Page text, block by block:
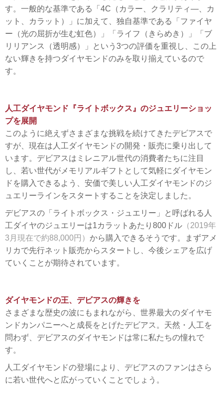
す。一般的な基準である「4C（カラー、クラリティ―、カ
ット、カラット）」に加えて、独自基準である「ファイヤ
ー（光の屈折が生む虹色）」「ライフ（きらめき）」「ブ
リリアンス（透明感）」という3つの評価を重視し、この上
ない輝きを持つダイヤモンドのみを取り揃えているので
す。
人工ダイヤモンド『ライトボックス』のジュエリーショッ
プを展開
このように絶えずさまざまな挑戦を続けてきたデビアスで
すが、現在は人工ダイヤモンドの開発・販売に乗り出して
います。デビアスはミレニアル世代の消費者たちに注目
し、若い世代がメモリアルギフトとして気軽にダイヤモン
ドを購入できるよう、安価で美しい人工ダイヤモンドのジ
ュエリーラインをスタートすることを決定しました。
デビアスの「ライトボックス・ジュエリー」と呼ばれる人
工ダイヤのジュエリーは1カラットあたり800ドル （2019年
3月現在で約88,000円） から購入できるそうです。まずアメ
リカで先行ネット販売からスタートし、今後シェアを広げ
ていくことが期待されています。
ダイヤモンドの王、デビアスの輝きを
さまざまな歴史の波にもまれながら、世界最大のダイヤモ
ンドカンパニーへと成長をとげたデビアス。天然・人工を
問わず、デビアスのダイヤモンドは常に私たちの憧れで
す。
人工ダイヤモンドの登場により、デビアスのファンはさら
に若い世代へと広がっていくことでしょう。